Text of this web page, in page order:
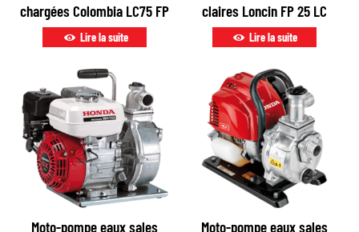
chargées Colombia LC75 FP
Lire la suite
claires Loncin FP 25 LC
Lire la suite
Moto-pompe eaux sales
Moto-pompe eaux sales